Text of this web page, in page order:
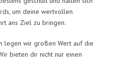
um deine wertvollen
ans Ziel zu bringen.
legen wir großen Wert auf die
bieten dir nicht nur einen